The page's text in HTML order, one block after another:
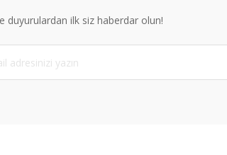
bilgilerinde hatalar bulunuyor.
diğer sitelerden daha pahalı.
benzer farklı alternatifler olmalı.
duyurulardan ilk siz haberdar olun!